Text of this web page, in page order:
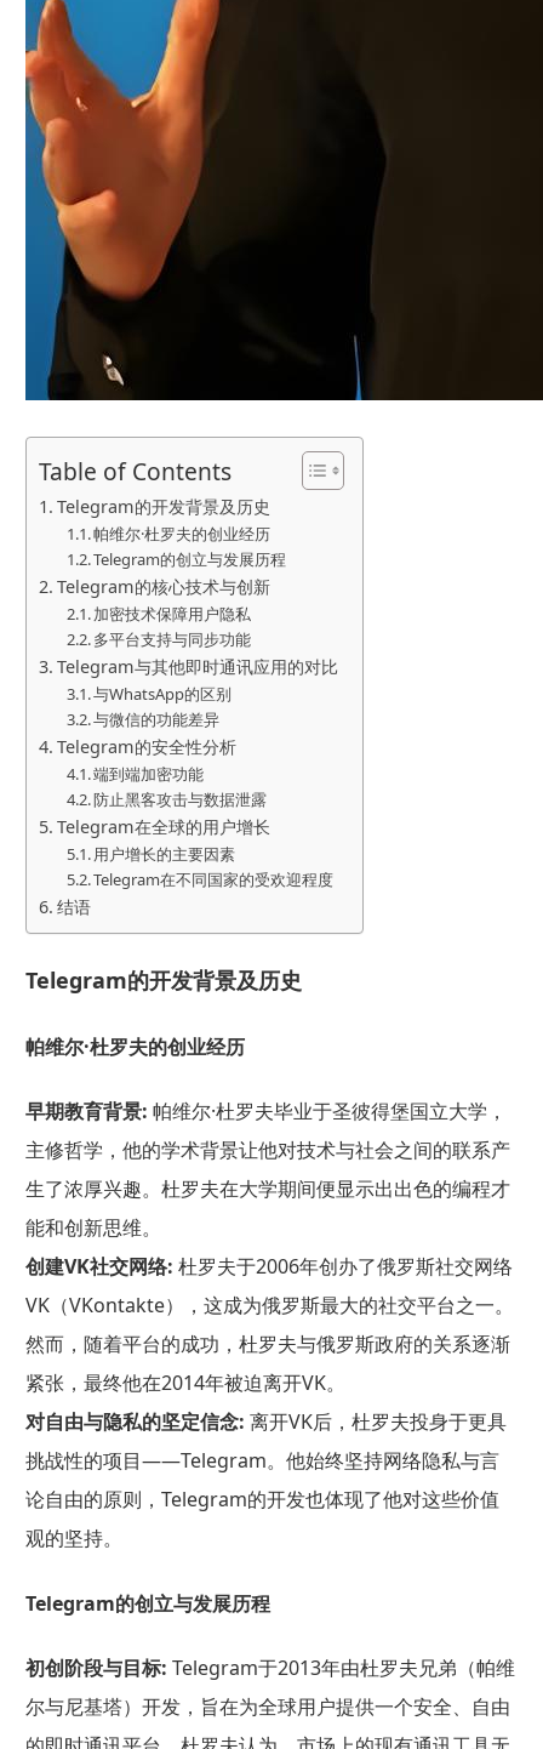
Table of Contents
Telegram的开发背景及历史
帕维尔·杜罗夫的创业经历
Telegram的创立与发展历程
Telegram的核心技术与创新
加密技术保障用户隐私
多平台支持与同步功能
Telegram与其他即时通讯应用的对比
与WhatsApp的区别
与微信的功能差异
Telegram的安全性分析
端到端加密功能
防止黑客攻击与数据泄露
Telegram在全球的用户增长
用户增长的主要因素
Telegram在不同国家的受欢迎程度
结语
Telegram的开发背景及历史
帕维尔·杜罗夫的创业经历
早期教育背景: 帕维尔·杜罗夫毕业于圣彼得堡国立大学，
主修哲学，他的学术背景让他对技术与社会之间的联系产
生了浓厚兴趣。杜罗夫在大学期间便显示出出色的编程才
能和创新思维。
创建VK社交网络: 杜罗夫于2006年创办了俄罗斯社交网络
VK（VKontakte），这成为俄罗斯最大的社交平台之一。
然而，随着平台的成功，杜罗夫与俄罗斯政府的关系逐渐
紧张，最终他在2014年被迫离开VK。
对自由与隐私的坚定信念: 离开VK后，杜罗夫投身于更具
挑战性的项目——Telegram。他始终坚持网络隐私与言
论自由的原则，Telegram的开发也体现了他对这些价值
观的坚持。
Telegram的创立与发展历程
初创阶段与目标: Telegram于2013年由杜罗夫兄弟（帕维
尔与尼基塔）开发，旨在为全球用户提供一个安全、自由